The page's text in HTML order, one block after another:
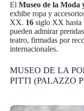
El Museo de la Moda
exhibe ropa y
XX. 16 siglo XX hasta
pueden admirar
teatro, firmadas por
internacionales.
MUSEO DE LA
PITTI (PALAZZO